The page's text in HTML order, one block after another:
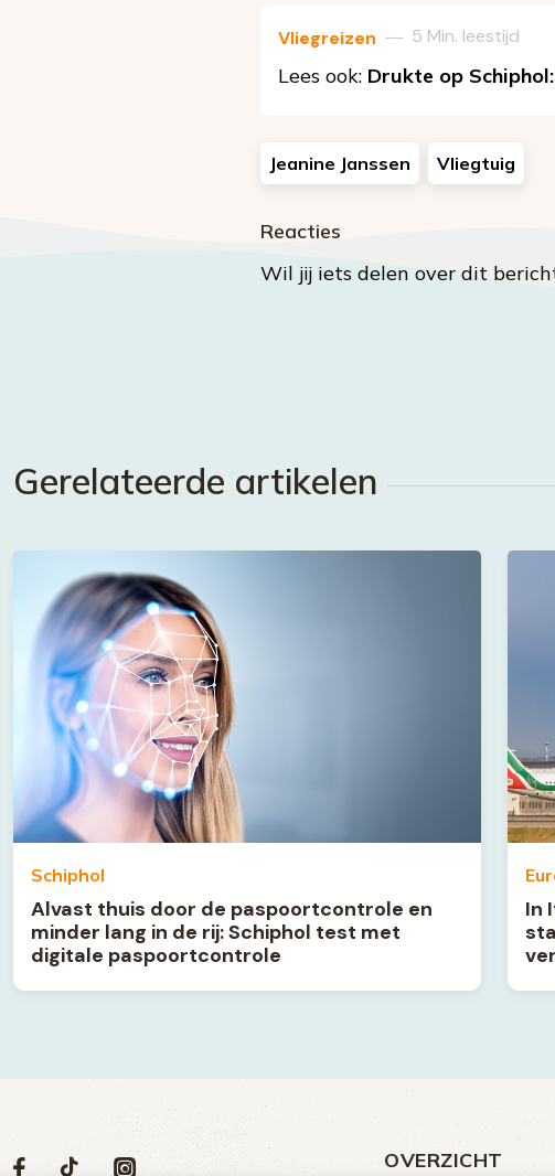
Vliegreizen — 5 Min. leestijd
Lees ook: Drukte op
Jeanine Janssen Vliegtuig
Reacties
Wil jij iets delen over dit
Gerelateerde artikelen
Schiphol
Alvast thuis door de paspoortcontrole en
minder lang in de rij: Schiphol test met
digitale paspoortcontrole
In
Volg
Social
Volg Volg Volg OVERZICHT